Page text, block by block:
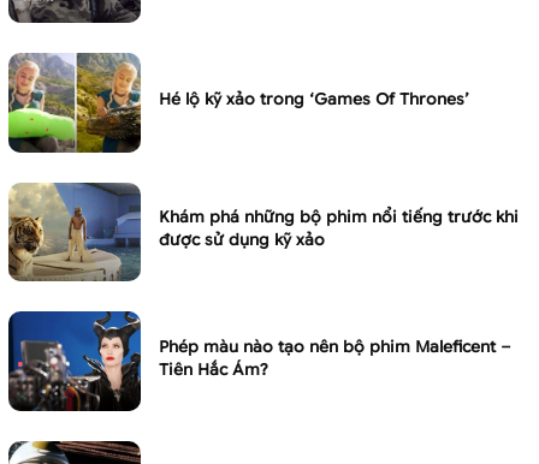
Hé lộ kỹ xảo trong ‘Games Of Thrones’
Khám phá những bộ phim nổi tiếng trước khi
được sử dụng kỹ xảo
Phép màu nào tạo nên bộ phim Maleficent –
Tiên Hắc Ám?